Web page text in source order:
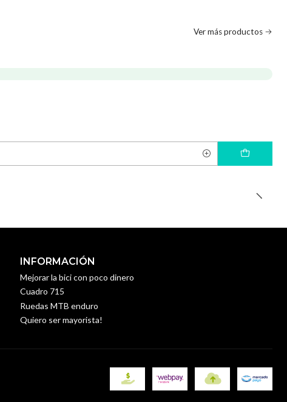
Ver más productos
INFORMACIÓN
Mejorar la bici con poco dinero
Cuadro 715
Ruedas MTB enduro
Quiero ser mayorista!